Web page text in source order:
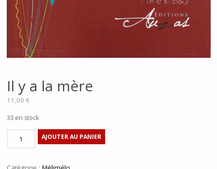
Il y a la mère
11,00 €
33 en stock
AJOUTER AU PANIER